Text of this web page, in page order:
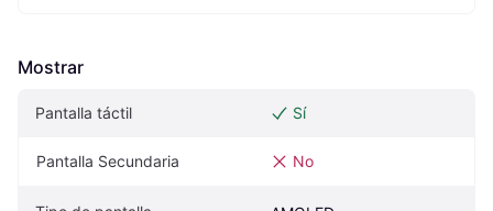
Mostrar
Pantalla táctil Sí
Pantalla Secundaria No